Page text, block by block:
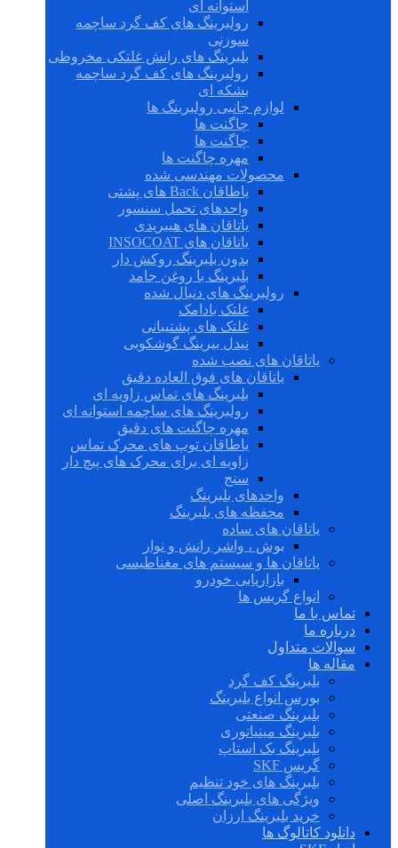
استوانه ای
رولبرینگ های کف گرد ساچمه
سوزنی
بلبرینگ های رانش غلتکی مخروطی
رولبرینگ های کف گرد ساچمه
بشکه ای
لوازم جانبی رولبرینگ ها
چاگنت ها
چاگنت ها
مهره چاگنت ها
محصولات مهندسی شده
یاطاقان Back های پشتی
واحدهای تحمل سنسور
یاتاقان های هیبریدی
یاتاقان های INSOCOAT
بدون بلبرینگ روکش دار
بلبرینگ با روغن جامد
رولبرینگ های دنبال شده
غلتک بادامک
غلتک های پشتیبانی
نیدل بیرینگ گوشکوبی
یاتاقان های نصب شده
یاتاقان های فوق العاده دقیق
بلبرینگ های تماس زاویه ای
رولبرینگ های ساچمه استوانه ای
مهره چاگنت های دقیق
یاطاقان توپ های محرک تماس
زاویه ای برای محرک های پیچ دار
سنج
واحدهای بلبرینگ
محفظه های بلبرینگ
یاتاقان های ساده
بوش ، واشر رانش و نوار
یاتاقان ها و سیستم های مغناطیسی
بازاریابی خودرو
انواع گریس ها
تماس با ما
درباره ما
سوالات متداول
مقاله ها
بلبرینگ کف گرد
بورس انواع بلبرینگ
بلبرینگ صنعتی
بلبرینگ مینیاتوری
بلبرینگ بک استاپ
گریس SKF
بلبرینگ های خود تنظیم
ویژگی های بلبرینگ اصلی
خرید بلبرینگ ارزان
دانلود کاتالوگ ها